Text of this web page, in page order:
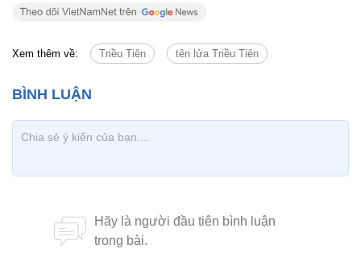
Xem thêm về: Triều Tiên tên lửa Triều Tiên